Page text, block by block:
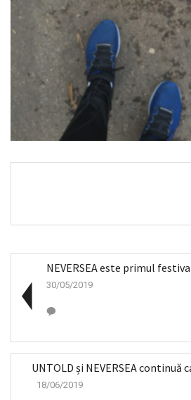
NEVERSEA este primul
30/05/2019
18/06/2019